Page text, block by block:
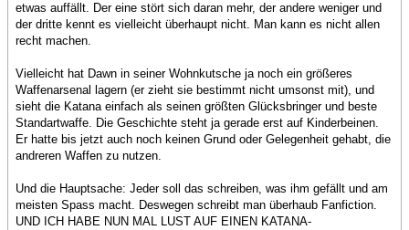
etwas auffällt. Der eine stört sich daran mehr, der andere weniger und
der dritte kennt es vielleicht überhaupt nicht. Man kann es nicht allen
recht machen.
Vielleicht hat Dawn in seiner Wohnkutsche ja noch ein größeres
Waffenarsenal lagern (er zieht sie bestimmt nicht umsonst mit), und
sieht die Katana einfach als seinen größten Glücksbringer und beste
Standartwaffe. Die Geschichte steht ja gerade erst auf Kinderbeinen.
Er hatte bis jetzt auch noch keinen Grund oder Gelegenheit gehabt, die
andreren Waffen zu nutzen.
Und die Hauptsache: Jeder soll das schreiben, was ihm gefällt und am
meisten Spass macht. Deswegen schreibt man überhaub Fanfiction.
UND ICH HABE NUN MAL LUST AUF EINEN KATANA-